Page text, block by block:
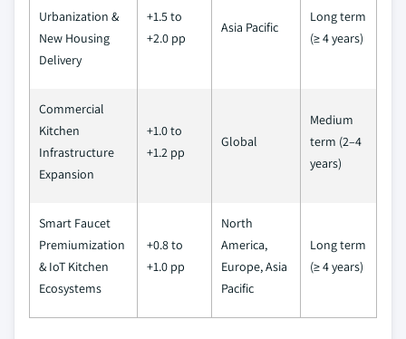
Urbanization &
New Housing
Delivery
+1.5 to
+2.0 pp
Asia Pacific
Long term
(≥ 4 years)
Commercial
Kitchen
Infrastructure
Expansion
+1.0 to
+1.2 pp
Global
Medium
term (2–4
years)
Smart Faucet
Premiumization
& IoT Kitchen
Ecosystems
+0.8 to
+1.0 pp
North
America,
Europe, Asia
Pacific
Long term
(≥ 4 years)